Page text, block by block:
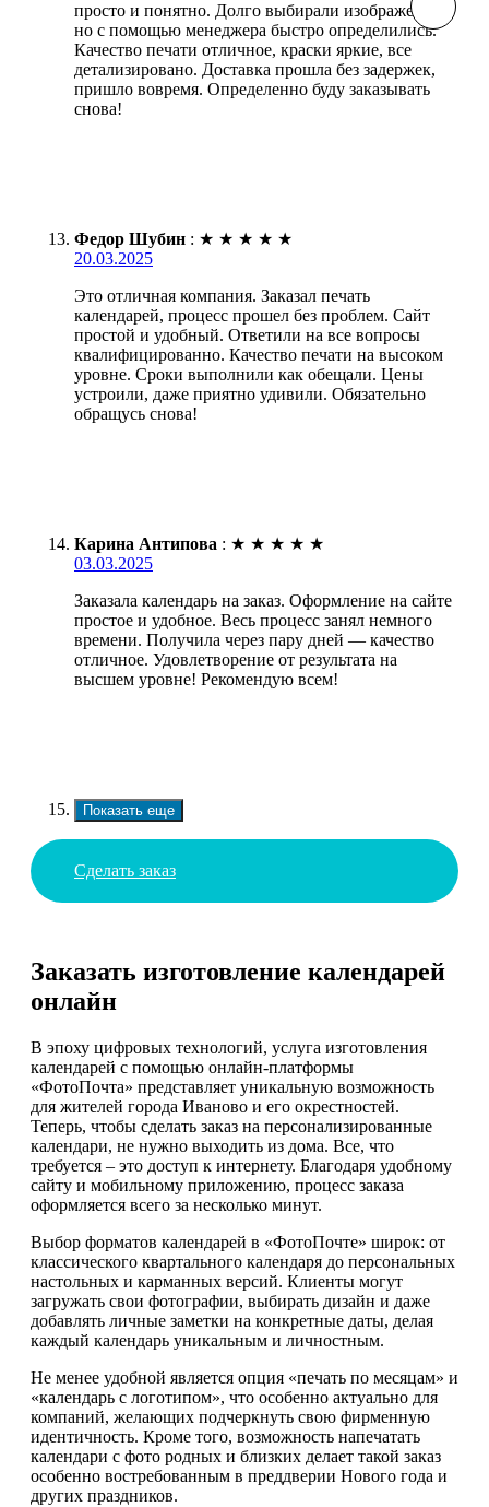
просто и понятно. Долго выбирали изображения,
но с помощью менеджера быстро определились.
Качество печати отличное, краски яркие, все
детализировано. Доставка прошла без задержек,
пришло вовремя. Определенно буду заказывать
снова!
Федор Шубин : ★ ★ ★ ★ ★
20.03.2025
Это отличная компания. Заказал печать
календарей, процесс прошел без проблем. Сайт
простой и удобный. Ответили на все вопросы
квалифицированно. Качество печати на высоком
уровне. Сроки выполнили как обещали. Цены
устроили, даже приятно удивили. Обязательно
обращусь снова!
Карина Антипова : ★ ★ ★ ★ ★
03.03.2025
Заказала календарь на заказ. Оформление на сайте
простое и удобное. Весь процесс занял немного
времени. Получила через пару дней — качество
отличное. Удовлетворение от результата на
высшем уровне! Рекомендую всем!
Показать еще
Сделать заказ
Заказать изготовление календарей
онлайн
В эпоху цифровых технологий, услуга изготовления
календарей с помощью онлайн-платформы
«ФотоПочта» представляет уникальную возможность
для жителей города Иваново и его окрестностей.
Теперь, чтобы сделать заказ на персонализированные
календари, не нужно выходить из дома. Все, что
требуется – это доступ к интернету. Благодаря удобному
сайту и мобильному приложению, процесс заказа
оформляется всего за несколько минут.
Выбор форматов календарей в «ФотоПочте» широк: от
классического квартального календаря до персональных
настольных и карманных версий. Клиенты могут
загружать свои фотографии, выбирать дизайн и даже
добавлять личные заметки на конкретные даты, делая
каждый календарь уникальным и личностным.
Не менее удобной является опция «печать по месяцам» и
«календарь с логотипом», что особенно актуально для
компаний, желающих подчеркнуть свою фирменную
идентичность. Кроме того, возможность напечатать
календари с фото родных и близких делает такой заказ
особенно востребованным в преддверии Нового года и
других праздников.